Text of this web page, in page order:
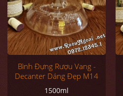
Bình Đựng Rượu Vang -
Decanter Dáng Đẹp M14
1500ml